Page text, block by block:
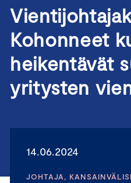
Kohonneet
heikentävät
yritysten
14.06.2024
JOHTAJA,